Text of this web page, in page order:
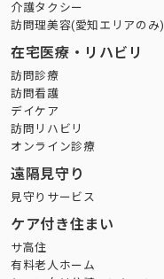
介護タクシー
訪問理美容(愛知エリアのみ)
在宅医療・リハビリ
訪問診療
訪問看護
デイケア
訪問リハビリ
オンライン診療
遠隔見守り
見守りサービス
ケア付き住まい
サ高住
有料老人ホーム